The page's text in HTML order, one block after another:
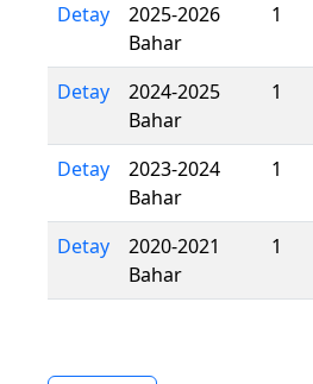
Detay
2025-2026
Bahar
1
Detay
2024-2025
Bahar
1
Detay
2023-2024
Bahar
1
Detay
2020-2021
Bahar
1